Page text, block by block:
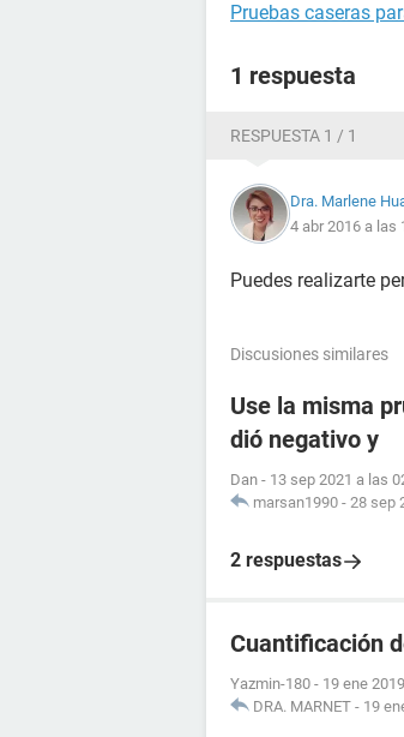
Pruebas caseras
1 respuesta
RESPUESTA 1 / 1
Dra. Marlene
4 abr 2016 a las
Puedes realizarte
Discusiones similares
Use la misma
dió negativo y
Dan - 13 sep 2021 a las
marsan1990 - 28 sep
2 respuestas
Cuantificación
Yazmin-180 - 19 ene
DRA. MARNET - 19